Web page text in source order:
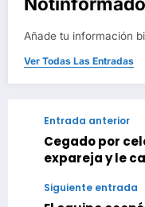
Añade tu información
Ver Todas Las Entradas
Entrada anterior
Cegado por
expareja y le
Siguiente entrada